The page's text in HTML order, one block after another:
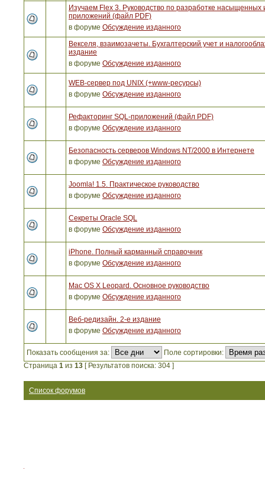
Изучаем Flex 3. Руководство по разработке насыщенных
приложений (файл PDF)
в форуме Обсуждение изданного
Векселя, взаимозачеты. Бухгалтерский учет и
издание
в форуме Обсуждение изданного
WEB-сервер под UNIX (+www-ресурсы)
в форуме Обсуждение изданного
Рефакторинг SQL-приложений (файл PDF)
в форуме Обсуждение изданного
Безопасность серверов Windows NT/2000 в Интернете
в форуме Обсуждение изданного
Joomla! 1.5. Практическое руководство
в форуме Обсуждение изданного
Секреты Oracle SQL
в форуме Обсуждение изданного
iPhone. Полный карманный справочник
в форуме Обсуждение изданного
Mac OS X Leopard. Основное руководство
в форуме Обсуждение изданного
Веб-редизайн. 2-е издание
в форуме Обсуждение изданного
Показать сообщения за:
Поле сортировки:
Страница 1 из 13 [ Результатов поиска: 304 ]
Список форумов